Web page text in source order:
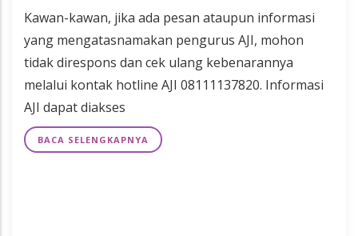
Kawan-kawan, jika ada pesan ataupun informasi
yang mengatasnamakan pengurus AJI, mohon
tidak direspons dan cek ulang kebenarannya
melalui kontak hotline AJI 08111137820. Informasi
AJI dapat diakses
BACA SELENGKAPNYA